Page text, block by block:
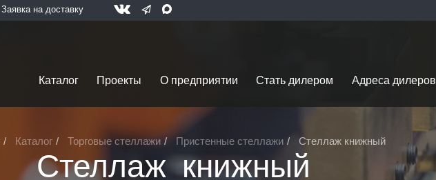
Заявка на доставку
Каталог Проекты О предприятии Стать дилером Адреса дилеров
Каталог Торговые стеллажи Пристенные стеллажи Стеллаж книжный
Стеллаж книжный